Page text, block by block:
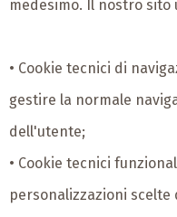
medesimo. Il nostro sito
• Cookie tecnici di
gestire la normale
dell'utente;
• Cookie tecnici
personalizzazioni